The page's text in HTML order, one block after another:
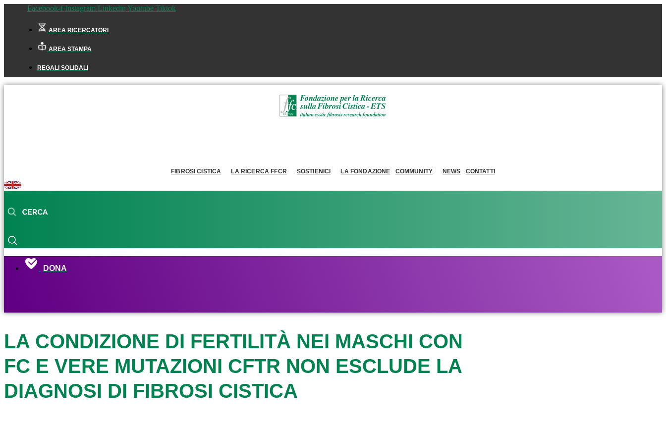
Facebook-f Instagram Linkedin Youtube Tiktok
AREA RICERCATORI
AREA STAMPA
REGALI SOLIDALI
FIBROSI CISTICA LA RICERCA FFCR SOSTIENICI LA FONDAZIONE COMMUNITY NEWS CONTATTI
DONA
LA CONDIZIONE DI FERTILITÀ NEI MASCHI CON
FC E VERE MUTAZIONI CFTR NON ESCLUDE LA
DIAGNOSI DI FIBROSI CISTICA